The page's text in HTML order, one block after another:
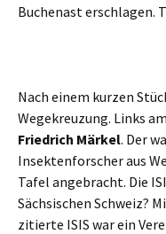
Buchenast erschlagen.
Nach einem kurzen
Wegekreuzung. Links
Friedrich Märkel. Der
Insektenforscher aus
Tafel angebracht. Die
Sächsischen Schweiz?
zitierte ISIS war ein